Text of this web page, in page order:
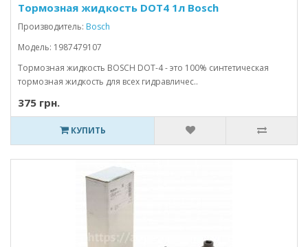
Тормозная жидкость DOT4 1л Bosch
Производитель: Bosch
Модель: 1987479107
Тормозная жидкость BOSCH DOT-4 - это 100% синтетическая
тормозная жидкость для всех гидравличес..
375 грн.
КУПИТЬ